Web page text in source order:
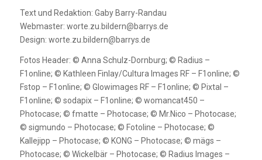
Text und Redaktion: Gaby Barry-Randau
Webmaster: worte.zu.bildern@barrys.de
Design: worte.zu.bildern@barrys.de
Fotos Header: © Anna Schulz-Dornburg; © Radius –
F1online; © Kathleen Finlay/Cultura Images RF – F1online; ©
Fstop – F1online; © Glowimages RF – F1online; © Pixtal –
F1online; © sodapix – F1online; © womancat450 –
Photocase; © fmatte – Photocase; © Mr.Nico – Photocase;
© sigmundo – Photocase; © Fotoline – Photocase; ©
Kallejipp – Photocase; © KONG – Photocase; © mägs –
Photocase; © Wickelbär – Photocase; © Radius Images –